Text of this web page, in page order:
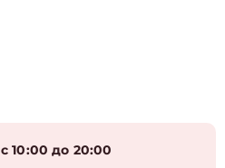
с 10:00 до 20:00